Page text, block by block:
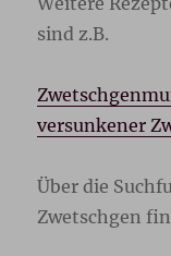
sind z.B.
versunkener
Über die
Zwetschgen